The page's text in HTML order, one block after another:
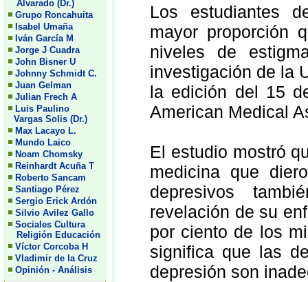
Alvarado (Dr.)
Grupo Roncahuita
Isabel Umaña
Iván García M
Jorge J Cuadra
John Bisner U
Johnny Schmidt C.
Juan Gelman
Julian Frech A
Luis Paulino
Vargas Solis (Dr.)
Max Lacayo L.
Mundo Laico
Noam Chomsky
Reinhardt Acuña T
Roberto Sancam
Santiago Pérez
Sergio Erick Ardón
Silvio Avilez Gallo
Sociales Cultura
Religión Educación
Víctor Corcoba H
Vladimir de la Cruz
Opinión - Análisis
Los estudiantes
mayor proporción
niveles de
investigación de la
la edición del 15
American Medical
El estudio mostró
medicina que
depresivos
revelación de su
por ciento de los
significa que las
depresión son